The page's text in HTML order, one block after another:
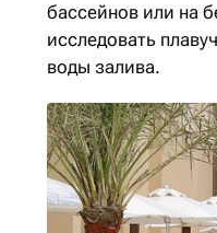
бассейнов или на
исследовать
воды залива.